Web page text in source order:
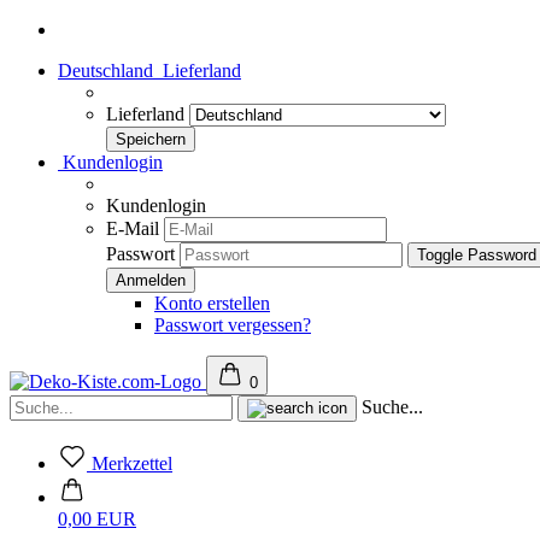
Deutschland Lieferland
Lieferland
Kundenlogin
Kundenlogin
E-Mail
Passwort
Toggle
Konto erstellen
Passwort vergessen?
0
Suche...
Merkzettel
0,00 EUR